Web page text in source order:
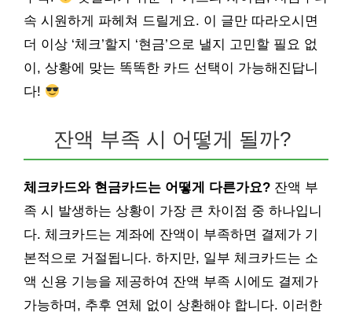
속 시원하게 파헤쳐 드릴게요. 이 글만 따라오시면
더 이상 ‘체크’할지 ‘현금’으로 낼지 고민할 필요 없
이, 상황에 맞는 똑똑한 카드 선택이 가능해진답니
다!
잔액 부족 시 어떻게 될까?
체크카드와 현금카드는 어떻게 다른가요? 잔액 부
족 시 발생하는 상황이 가장 큰 차이점 중 하나입니
다. 체크카드는 계좌에 잔액이 부족하면 결제가 기
본적으로 거절됩니다. 하지만, 일부 체크카드는 소
액 신용 기능을 제공하여 잔액 부족 시에도 결제가
가능하며, 추후 연체 없이 상환해야 합니다. 이러한